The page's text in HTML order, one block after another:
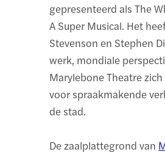
gepresenteerd als The
A Super Musical. Het
Stevenson en Stephen
werk, mondiale
Marylebone Theatre
voor spraakmakende
de stad.
De zaalplattegrond van